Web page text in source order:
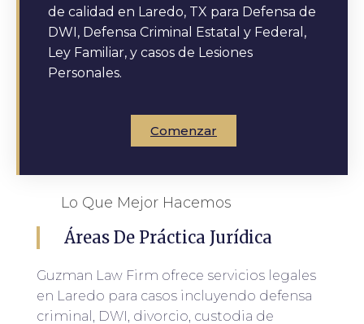
de calidad en Laredo, TX para Defensa de
DWI, Defensa Criminal Estatal y Federal,
Ley Familiar, y casos de Lesiones
Personales.
Comenzar
Lo Que Mejor Hacemos
Áreas De Práctica Jurídica
Guzman Law Firm ofrece servicios legales
en Laredo para casos incluyendo defensa
criminal, DWI, divorcio, custodia de